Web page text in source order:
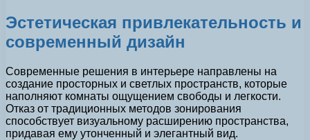
Эстетическая привлекательность и
современный дизайн
Современные решения в интерьере направлены на
создание просторных и светлых пространств, которые
наполняют комнаты ощущением свободы и легкости.
Отказ от традиционных методов зонирования
способствует визуальному расширению пространства,
придавая ему утонченный и элегантный вид.